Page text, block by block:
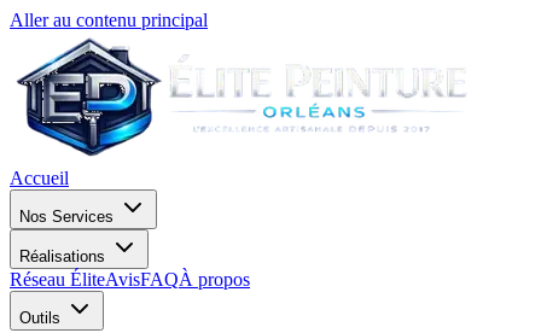
Aller au contenu principal
Accueil
Nos Services
Réalisations
Réseau ÉliteAvisFAQÀ propos
Outils